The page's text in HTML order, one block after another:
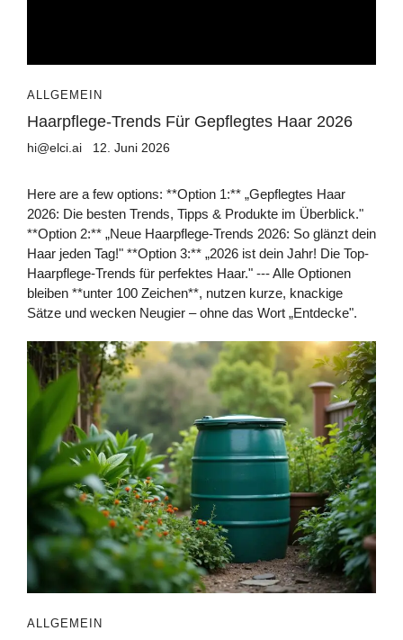
ALLGEMEIN
Haarpflege-Trends Für Gepflegtes Haar 2026
hi@elci.ai 12. Juni 2026
Here are a few options: **Option 1:** „Gepflegtes Haar
2026: Die besten Trends, Tipps & Produkte im Überblick."
**Option 2:** „Neue Haarpflege-Trends 2026: So glänzt dein
Haar jeden Tag!" **Option 3:** „2026 ist dein Jahr! Die Top-
Haarpflege-Trends für perfektes Haar." --- Alle Optionen
bleiben **unter 100 Zeichen**, nutzen kurze, knackige
Sätze und wecken Neugier – ohne das Wort „Entdecke".
ALLGEMEIN